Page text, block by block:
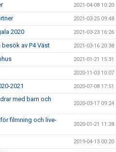
2021-04-08 10:20
2021-03-25 09:48
2020 2021-03-23 16:26
av P4 Väst 2021-03-16 20:38
2021-01-21 15:31
2020-11-03 10:07
2021 2020-07-08 17:51
med barn och
2020-03-17 09:24
filmning och live-
2020-01-21 11:28
2019-04-13 00:20